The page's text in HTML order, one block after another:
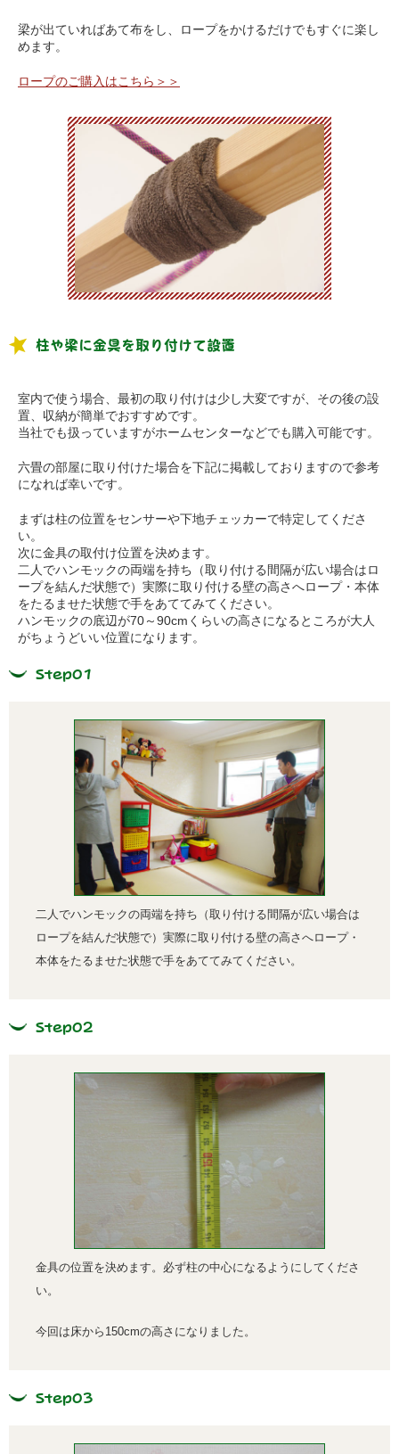
梁が出ていればあて布をし、ロープをかけるだけでもすぐに楽し
めます。
ロープのご購入はこちら＞＞
柱や梁に金具を取り付けて設置
室内で使う場合、最初の取り付けは少し大変ですが、その後の設
置、収納が簡単でおすすめです。
当社でも扱っていますがホームセンターなどでも購入可能です。
六畳の部屋に取り付けた場合を下記に掲載しておりますので参考
になれば幸いです。
まずは柱の位置をセンサーや下地チェッカーで特定してくださ
い。
次に金具の取付け位置を決めます。
二人でハンモックの両端を持ち（取り付ける間隔が広い場合はロ
ープを結んだ状態で）実際に取り付ける壁の高さへロープ・本体
をたるませた状態で手をあててみてください。
ハンモックの底辺が70～90cmくらいの高さになるところが大人
がちょうどいい位置になります。
Step01
二人でハンモックの両端を持ち（取り付ける間隔が広い場合は
ロープを結んだ状態で）実際に取り付ける壁の高さへロープ・
本体をたるませた状態で手をあててみてください。
Step02
金具の位置を決めます。必ず柱の中心になるようにしてくださ
い。
今回は床から150cmの高さになりました。
Step03